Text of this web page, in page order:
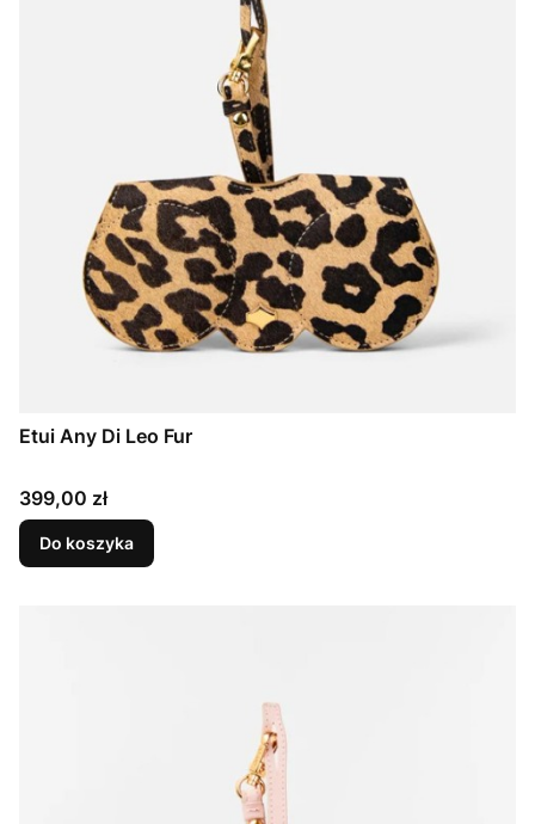
Etui Any Di Leo Fur
Cena
399,00 zł
Do koszyka